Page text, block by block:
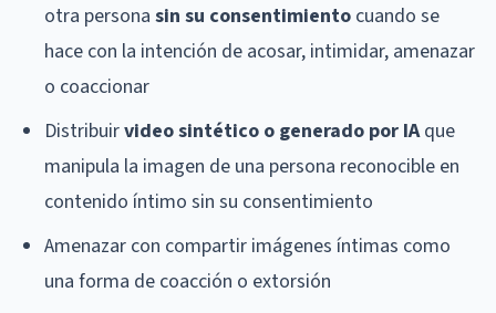
otra persona sin su consentimiento cuando se
hace con la intención de acosar, intimidar, amenazar
o coaccionar
Distribuirvideo sintético o generado por IAque
manipula la imagen de una persona reconocible en
contenido íntimo sin su consentimiento
Amenazar con compartir imágenes íntimas como
una forma de coacción o extorsión